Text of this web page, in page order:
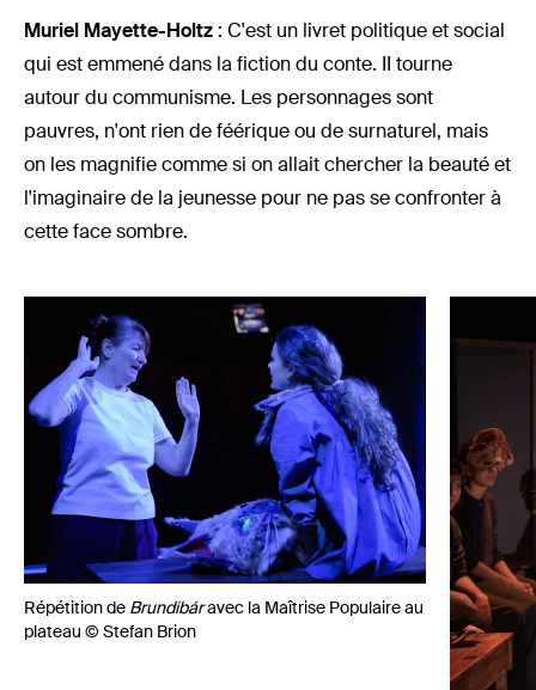
Muriel Mayette-Holtz : C'est un livret politique et social
qui est emmené dans la fiction du conte. II tourne
autour du communisme. Les personnages sont
pauvres, n'ont rien de féérique ou de surnaturel, mais
on les magnifie comme si on allait chercher la beauté et
l'imaginaire de la jeunesse pour ne pas se confronter à
cette face sombre.
Répétition de Brundibáravec la Maîtrise Populaire au
plateau © Stefan Brion